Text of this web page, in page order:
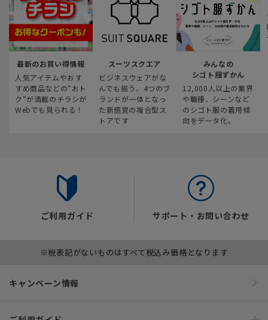
最新のお買い得情報
人気アイテムやおす
すめ商品などの“おト
ク“が満載のチラシが
Webでも見られる！
スーツスクエア
ビジネスウェアがな
んでも揃う、4つのブ
ランドが一体となっ
た新感覚の複合型ス
トアです
みんなの
シゴト服ずかん
12,000人以上の業界
や職種、シーンなど
のシゴト服の着用傾
向をデータ化。
ご利用ガイド サポート・お問い合わせ
※税表記がないものはすべて税込み価格となります
キャンペーン情報